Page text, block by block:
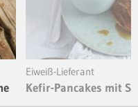
Eiweiß-Lieferant
Kefir-Pancakes mit